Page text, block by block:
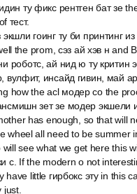
ту фикс рентген бат зе
тест.
гоинг ту би принтинг
the prom, сэз ай хэв н and
роботс, ай нид ю ту критин
вулфит, инсайд гивин, май
how the acl модер со the
зет зе модер экшели
has enough, so that will
wheel all need to be summer
see what we get here this
c. If the modern о not
little гирбокс эту in this